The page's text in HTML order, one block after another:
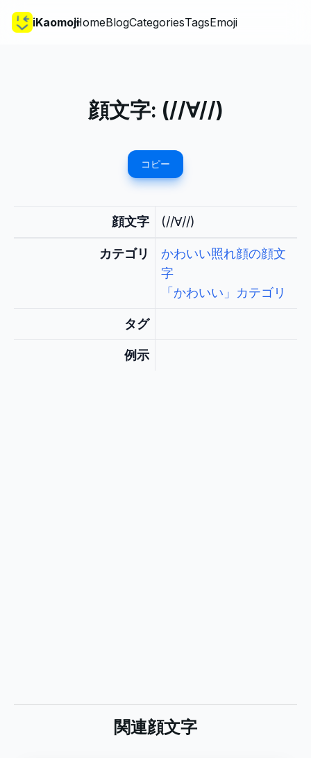
iKaomojiHomeBlogCategoriesTagsEmoji
顔文字: (//∀//)
コピー
顔文字 (//∀//)
カテゴリ
かわいい照れ顔の顔文
字
「かわいい」カテゴリ
タグ
例示
関連顔文字